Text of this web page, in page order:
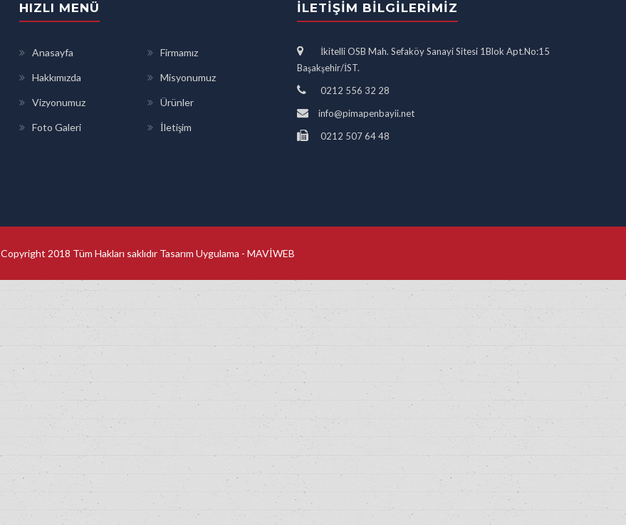
HIZLI MENÜ
Anasayfa Firmamız
Hakkımızda Misyonumuz
Vizyonumuz Ürünler
Foto Galeri İletişim
İLETIŞIM BILGILERIMIZ
İkitelli OSB Mah. Sefaköy Sanayi Sitesi 1Blok Apt.No:15
Başakşehir/İST.
0212 556 32 28
info@pimapenbayii.net
0212 507 64 48
Copyright 2018 Tüm Hakları saklıdır Tasarım Uygulama - MAVİWEB